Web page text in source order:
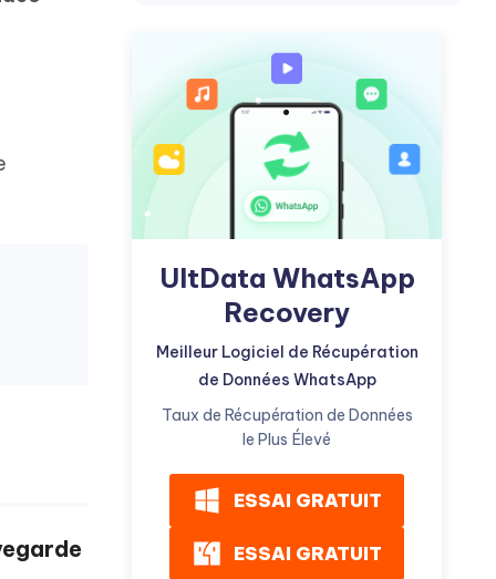
Plus de conseils utiles
Plus de conseils utiles
UltData WhatsApp
Recovery
Meilleur Logiciel de Récupération
de Données WhatsApp
Taux de Récupération de Données
le Plus Élevé
ESSAI GRATUIT
ESSAI GRATUIT